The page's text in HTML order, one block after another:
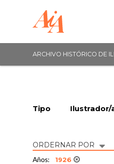
ARCHIVO HISTÓRICO DE
Tipo Ilustrador/
ORDERNAR POR
Años: 1926